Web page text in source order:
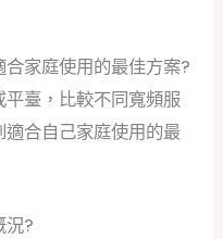
家庭使用的最佳方案?
臺，比較不同寬頻服
合自己家庭使用的最
況?